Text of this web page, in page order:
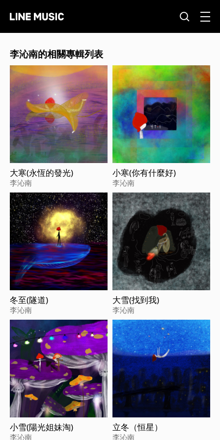
李沁南的相關專輯列表
大寒(永恆的發光)
李沁南
小寒(你有什麼好)
李沁南
冬至(隧道)
李沁南
大雪(找到我)
李沁南
小雪(陽光姐妹淘)
李沁南
立冬（恒星）
李沁南